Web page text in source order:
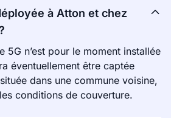
à Atton et chez
5G n’est pour le moment installée
éventuellement être captée
dans une commune voisine,
conditions de couverture.